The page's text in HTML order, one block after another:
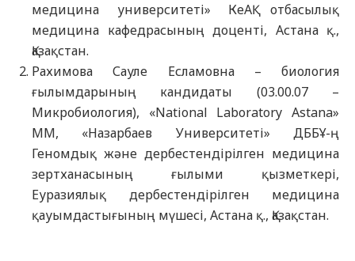
медицина университеті» КеАҚ отбасылық
медицина кафедрасының доценті, Астана қ.,
Қазақстан.
Рахимова Сауле Есламовна – биология
ғылымдарының кандидаты (03.00.07 –
Микробиология), «National Laboratory Astana»
ММ, «Назарбаев Университеті» ДББҰ-ң
Геномдық және дербестендірілген медицина
зертханасының ғылыми қызметкері,
Еуразиялық дербестендірілген медицина
қауымдастығының мүшесі, Астана қ., Қазақстан.